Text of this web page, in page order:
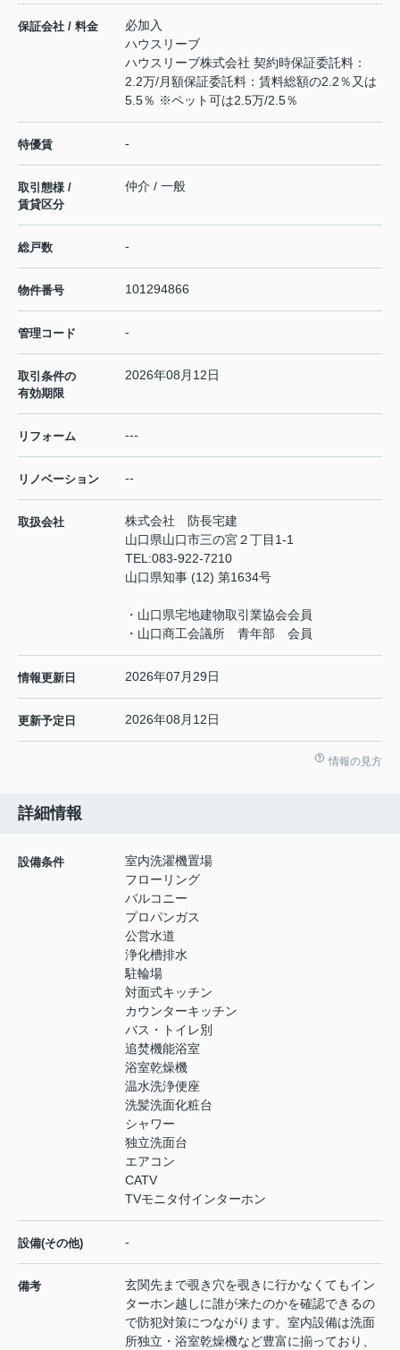
保証会社 / 料金
必加入
ハウスリーブ
ハウスリーブ株式会社 契約時保証委託料：
2.2万/月額保証委託料：賃料総額の2.2％又は
5.5％ ※ペット可は2.5万/2.5％
特優賃 -
取引態様 /
賃貸区分
仲介 / 一般
総戸数 -
物件番号 101294866
管理コード -
取引条件の
有効期限
2026年08月12日
リフォーム ---
リノベーション --
取扱会社
株式会社 防長宅建
山口県山口市三の宮２丁目1-1
TEL:083-922-7210
山口県知事 (12) 第1634号
・山口県宅地建物取引業協会会員
・山口商工会議所 青年部 会員
情報更新日 2026年07月29日
更新予定日 2026年08月12日
情報の見方
詳細情報
設備条件
室内洗濯機置場
フローリング
バルコニー
プロパンガス
公営水道
浄化槽排水
駐輪場
対面式キッチン
カウンターキッチン
バス・トイレ別
追焚機能浴室
浴室乾燥機
温水洗浄便座
洗髪洗面化粧台
シャワー
独立洗面台
エアコン
CATV
TVモニタ付インターホン
設備(その他) -
備考
玄関先まで覗き穴を覗きに行かなくてもイン
ターホン越しに誰が来たのかを確認できるの
で防犯対策につながります。室内設備は洗面
所独立・浴室乾燥機など豊富に揃っており、